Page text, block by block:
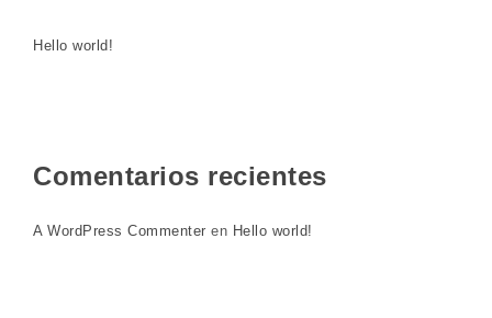
Hello world!
Comentarios recientes
A WordPress Commenter en Hello world!